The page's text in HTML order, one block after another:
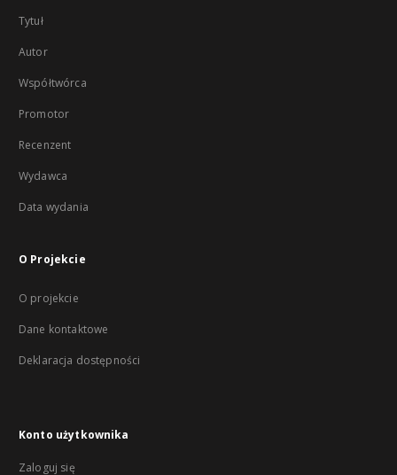
Tytuł
Autor
Współtwórca
Promotor
Recenzent
Wydawca
Data wydania
O Projekcie
O projekcie
Dane kontaktowe
Deklaracja dostępności
Konto użytkownika
Zaloguj się